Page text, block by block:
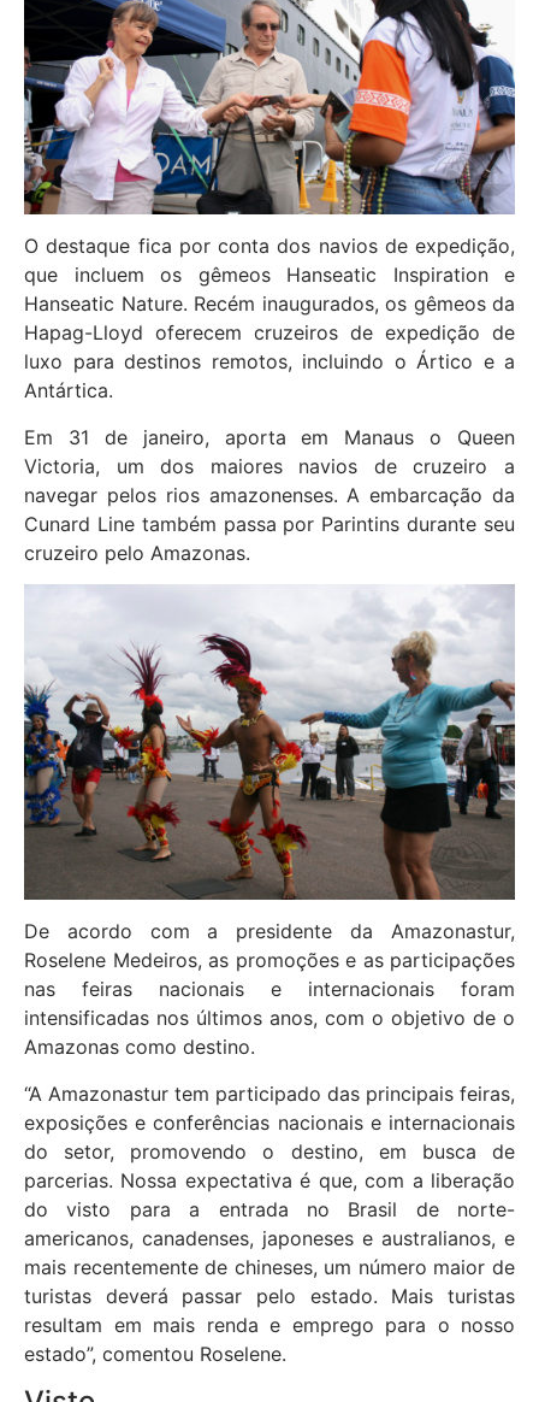
O destaque fica por conta dos navios de expedição,
que incluem os gêmeos Hanseatic Inspiration e
Hanseatic Nature. Recém inaugurados, os gêmeos da
Hapag-Lloyd oferecem cruzeiros de expedição de
luxo para destinos remotos, incluindo o Ártico e a
Antártica.
Em 31 de janeiro, aporta em Manaus o Queen
Victoria, um dos maiores navios de cruzeiro a
navegar pelos rios amazonenses. A embarcação da
Cunard Line também passa por Parintins durante seu
cruzeiro pelo Amazonas.
De acordo com a presidente da Amazonastur,
Roselene Medeiros, as promoções e as participações
nas feiras nacionais e internacionais foram
intensificadas nos últimos anos, com o objetivo de o
Amazonas como destino.
“A Amazonastur tem participado das principais feiras,
exposições e conferências nacionais e internacionais
do setor, promovendo o destino, em busca de
parcerias. Nossa expectativa é que, com a liberação
do visto para a entrada no Brasil de norte-
americanos, canadenses, japoneses e australianos, e
mais recentemente de chineses, um número maior de
turistas deverá passar pelo estado. Mais turistas
resultam em mais renda e emprego para o nosso
estado”, comentou Roselene.